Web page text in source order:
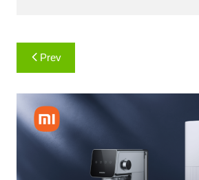
Навигация
Prev